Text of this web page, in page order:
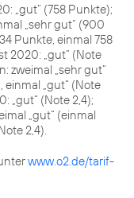
„gut“ (758 Punkte);
„sehr gut“ (900
Punkte, einmal 758
2020: „gut“ (Note
zweimal „sehr gut“
einmal „gut“ (Note
„gut“ (Note 2,4);
„gut“ (einmal
2,4).
www.o2.de/tarif-